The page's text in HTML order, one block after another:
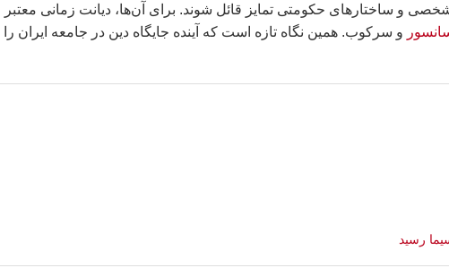
و ساختارهای حکومتی تمایز قائل شوند. برای آن‌ها، دیانت زمانی معتبر
و سرکوب. همین نگاه تازه است که آینده جایگاه دین در جامعه ایران را
رسید